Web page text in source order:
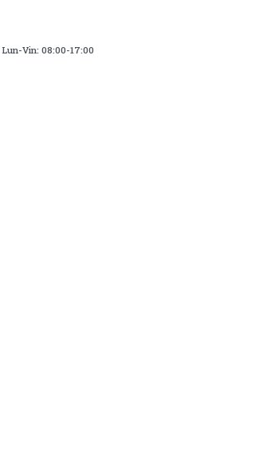
Lun-Vin: 08:00-17:00